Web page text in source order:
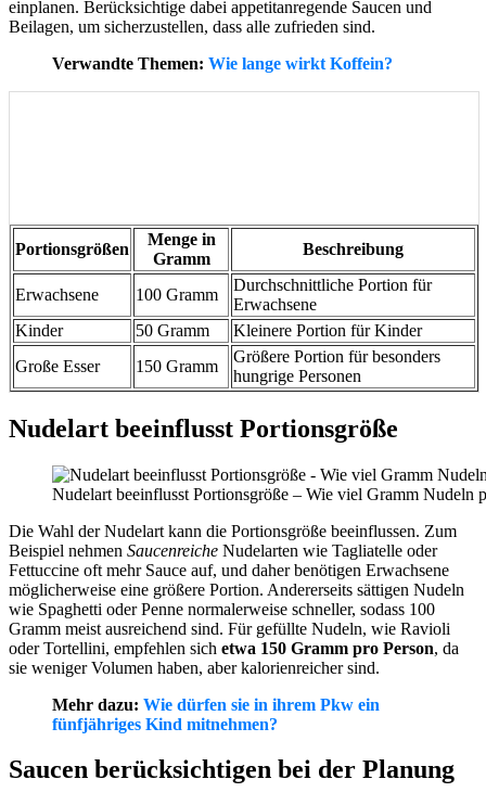
einplanen. Berücksichtige dabei appetitanregende Saucen und
Beilagen, um sicherzustellen, dass alle zufrieden sind.
Verwandte Themen: Wie lange wirkt Koffein?
Portionsgrößen
Menge in
Gramm
Beschreibung
Erwachsene 100 Gramm
Durchschnittliche Portion für
Erwachsene
Kinder
50 Gramm
Kleinere Portion für Kinder
Große Esser
150 Gramm
Größere Portion für besonders
hungrige Personen
Nudelart beeinflusst Portionsgröße
Nudelart beeinflusst Portionsgröße – Wie viel Gramm Nudeln
Die Wahl der Nudelart kann die Portionsgröße beeinflussen. Zum
Beispiel nehmen Saucenreiche Nudelarten wie Tagliatelle oder
Fettuccine oft mehr Sauce auf, und daher benötigen Erwachsene
möglicherweise eine größere Portion. Andererseits sättigen Nudeln
wie Spaghetti oder Penne normalerweise schneller, sodass 100
Gramm meist ausreichend sind. Für gefüllte Nudeln, wie Ravioli
oder Tortellini, empfehlen sich etwa 150 Gramm pro Person, da
sie weniger Volumen haben, aber kalorienreicher sind.
Mehr dazu: Wie dürfen sie in ihrem Pkw ein
fünfjähriges Kind mitnehmen?
Saucen berücksichtigen bei der Planung